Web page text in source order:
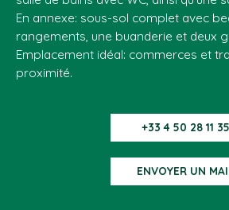
En annexe: sous-sol complet avec
rangements, une buanderie et deux
Emplacement idéal: commerces et
proximité.
+33 4 50 28 11 35
ENVOYER UN